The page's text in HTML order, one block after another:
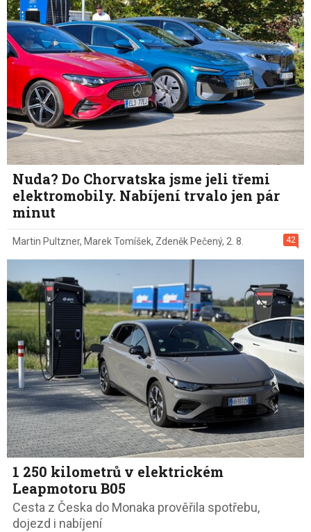
Nuda? Do Chorvatska jsme jeli třemi
elektromobily. Nabíjení trvalo jen pár
minut
42
Martin Pultzner, Marek Tomíšek, Zdeněk Pečený, 2. 8.
1 250 kilometrů v elektrickém
Leapmotoru B05
Cesta z Česka do Monaka prověřila spotřebu,
dojezd i nabíjení